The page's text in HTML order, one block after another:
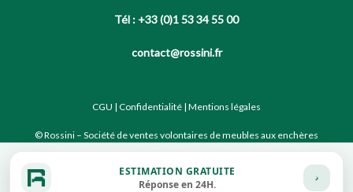
Tél : +33 (0)1 53 34 55 00
contact@rossini.fr
CGU | Confidentialité | Mentions légales
© Rossini – Société de ventes volontaires de meubles aux enchères
Site conçu par notre partenaire
ESTIMATION GRATUITE
Réponse en 24H.